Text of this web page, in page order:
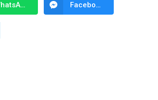
WhatsApp Facebook Messenger